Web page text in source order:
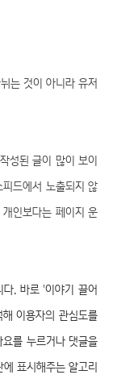
는 것이 아니라 유저
성된 글이 많이 보이
드에서 노출되지 않
인보다는 페이지 운
. 바로 '이야기 끌어
이용자의 관심도를
를 누르거나 댓글을
표시해주는 알고리